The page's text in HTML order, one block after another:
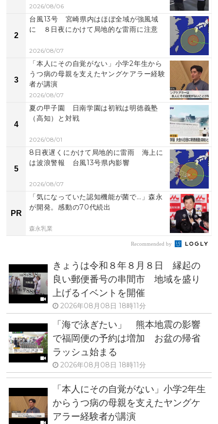
2026/08/06
2
台風13号 宮崎県内はほぼ全域が強風域
に ８日夜にかけて局地的な雷雨に注意
2026/08/07
3
「本人にその自覚がない」小学2年生から
うつ病の母親を支えたヤングケアラー経験
者が講演
2026/08/07
4
夏の甲子園 日南学園は初戦は明徳義塾
（高知）と対戦
2026/08/01
5
8日夜遅くにかけて局地的に雷雨 海上に
は波浪警報 台風13号県内影響
2026/08/07
PR
「気になっていた認知機能が菌で…」森永
が開発。感動の70代続出
森永乳業
Recommended by
きょうは令和８年８月８日 縁起の
良い郵便番号の串間市 地域を盛り
上げるイベントを開催
2026年08月08日 18時11分
「海で泳ぎたい」 熊本地震の影響
で福岡便の予約は増加 お盆の帰省
ラッシュ始まる
2026年08月08日 18時11分
「本人にその自覚がない」小学2年生
からうつ病の母親を支えたヤングケ
アラー経験者が講演